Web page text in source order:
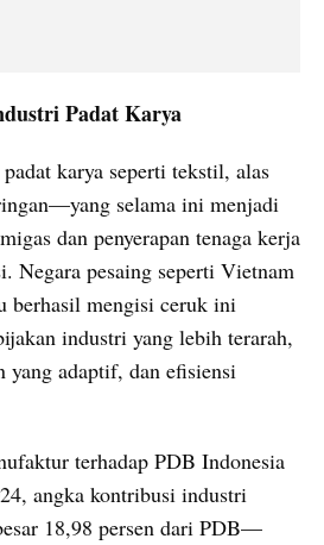
Padat Karya
karya seperti tekstil, alas
selama ini menjadi
dan penyerapan tenaga kerja
Negara pesaing seperti Vietnam
berhasil mengisi ceruk ini
industri yang lebih terarah,
yang adaptif, dan efisiensi
terhadap PDB Indonesia
angka kontribusi industri
18,98 persen dari PDB—